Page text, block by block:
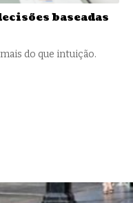
baseadas
do que intuição.